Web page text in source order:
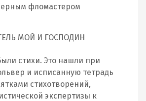
фломастером
МОЙ И ГОСПОДИН
стихи. Это нашли при
и исписанную тетрадь
стихотворений,
экспертизы к